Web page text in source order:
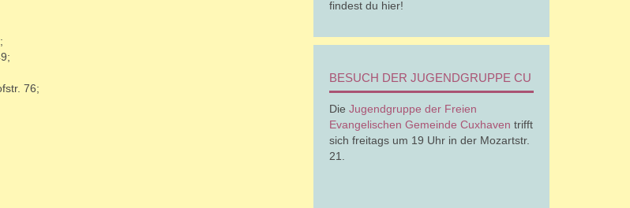
76;
findest du hier!
BESUCH DER JUGENDGRUPPE CU
Die Jugendgruppe der Freien
Evangelischen Gemeinde Cuxhaven trifft
sich freitags um 19 Uhr in der Mozartstr.
21.